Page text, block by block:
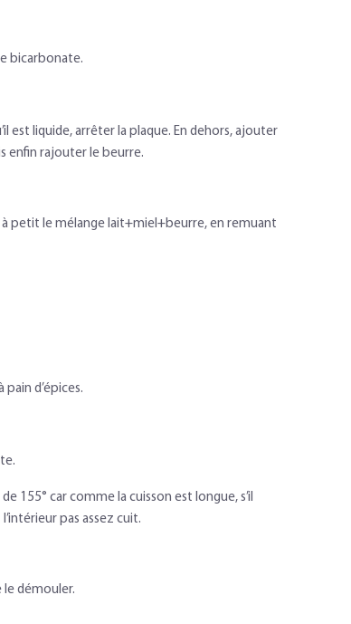
bicarbonate.
est liquide, arrêter la plaque. En dehors, ajouter
enfin rajouter le beurre.
petit le mélange lait+miel+beurre, en remuant
d’épices.
155° car comme la cuisson est longue, s’il
pas assez cuit.
le démouler.